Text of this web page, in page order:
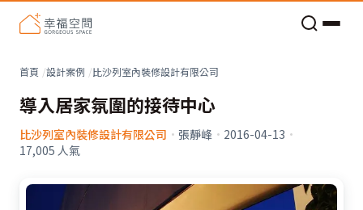
首頁 設計案例 比沙列室內裝修設計有限公司
導入居家氛圍的接待中心
比沙列室內裝修設計有限公司 · 張靜峰 · 2016-04-13 ·
17,005 人氣